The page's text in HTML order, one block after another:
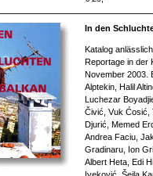
In den
Katalog
Reportage in der
November 2003.
Alptekin, Halil
Luchezar
Čivić, Vuk Ćosić,
Djurić, Memed
Andrea Faciu,
Gradinaru, Ion
Albert Heta, Edi